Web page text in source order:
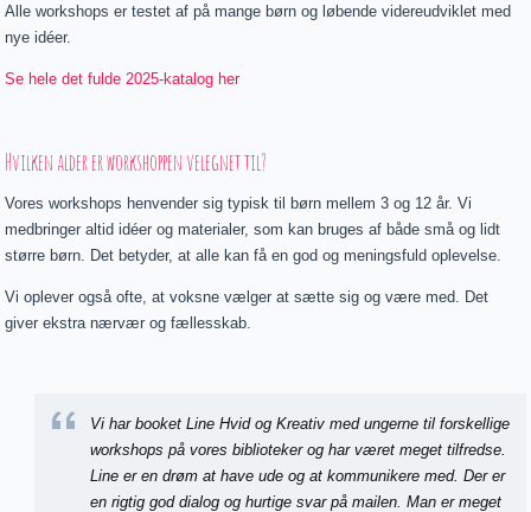
Alle workshops er testet af på mange børn og løbende videreudviklet med
nye idéer.
Se hele det fulde 2025-katalog her
Hvilken alder er workshoppen velegnet til?
Vores workshops henvender sig typisk til børn mellem 3 og 12 år. Vi
medbringer altid idéer og materialer, som kan bruges af både små og lidt
større børn. Det betyder, at alle kan få en god og meningsfuld oplevelse.
Vi oplever også ofte, at voksne vælger at sætte sig og være med. Det
giver ekstra nærvær og fællesskab.
Vi har booket Line Hvid og Kreativ med ungerne til forskellige
workshops på vores biblioteker og har været meget tilfredse.
Line er en drøm at have ude og at kommunikere med. Der er
en rigtig god dialog og hurtige svar på mailen. Man er meget